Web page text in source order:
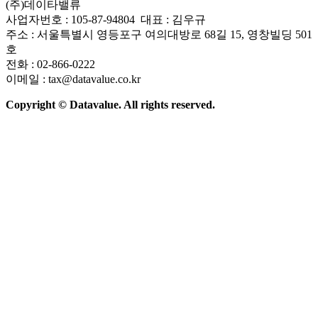
(주)데이타밸류
사업자번호 : 105-87-94804 대표 : 김우규
주소 : 서울특별시 영등포구 여의대방로 68길 15, 영창빌딩 501
호
전화 : 02-866-0222
이메일 : tax@datavalue.co.kr
Copyright © Datavalue. All rights reserved.